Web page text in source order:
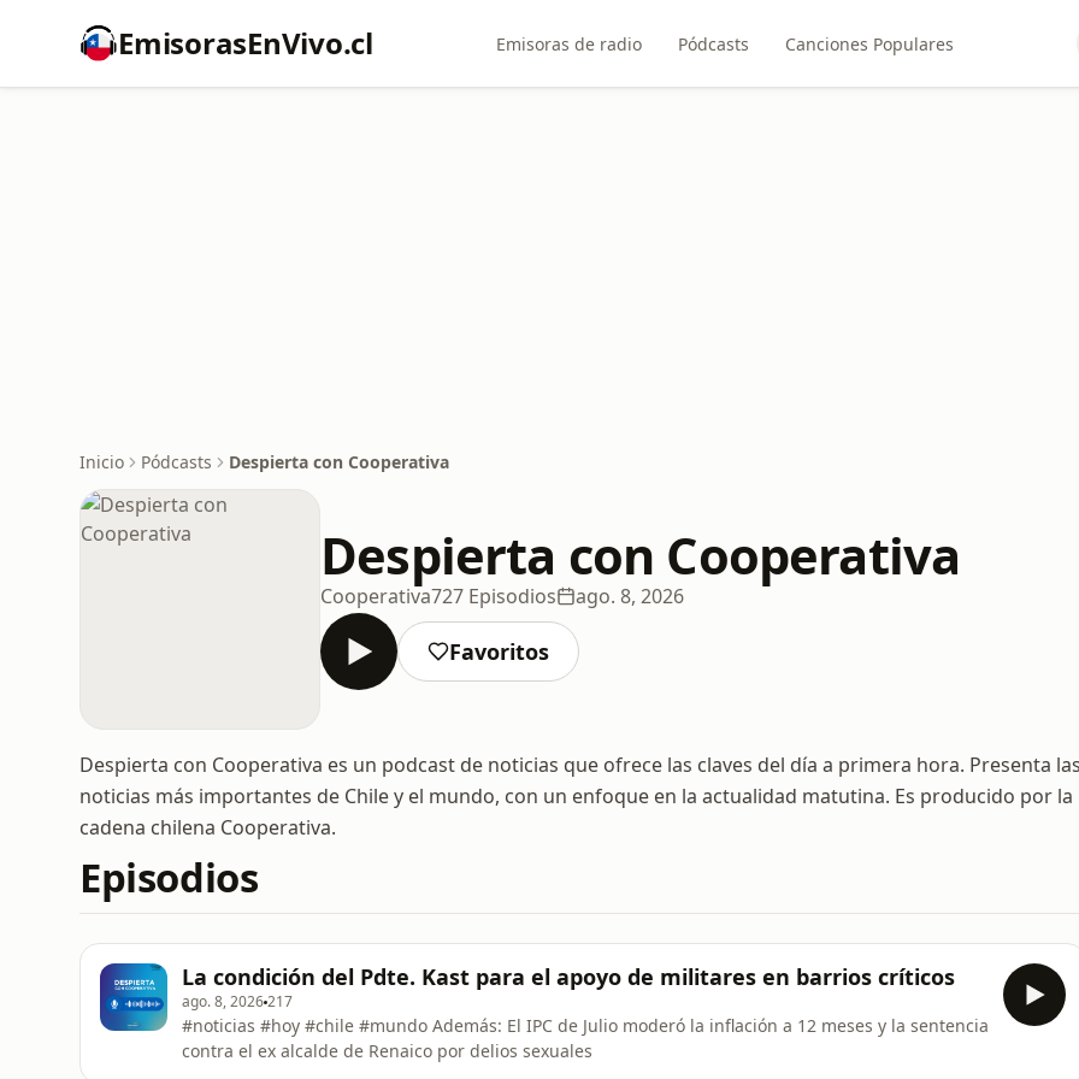
EmisorasEnVivo.cl Emisoras de radio Pódcasts Canciones Populares
Inicio Pódcasts Despierta con Cooperativa
Despierta con Cooperativa
Cooperativa727 Episodios ago. 8, 2026
Favoritos
Despierta con Cooperativa es un podcast de noticias que ofrece las claves del día a primera hora. Presenta
noticias más importantes de Chile y el mundo, con un enfoque en la actualidad matutina. Es producido por la
cadena chilena Cooperativa.
Episodios
La condición del Pdte. Kast para el apoyo de militares en barrios críticos
ago. 8, 2026217
#noticias #hoy #chile #mundo Además: El IPC de Julio moderó la inflación a 12 meses y la sentencia
contra el ex alcalde de Renaico por delios sexuales